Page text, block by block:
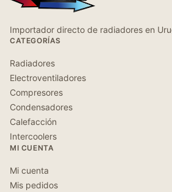
Importador directo de radiadores en
CATEGORÍAS
Radiadores
Electroventiladores
Compresores
Condensadores
Calefacción
Intercoolers
MI CUENTA
Mi cuenta
Mis pedidos